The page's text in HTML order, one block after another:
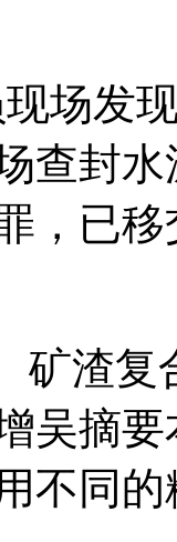
场发
查封
，已移
矿渣复
吴摘
不同的